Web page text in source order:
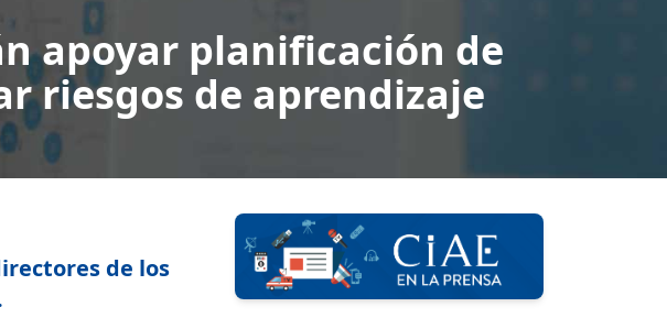
apoyar planificación de
riesgos de aprendizaje
de los